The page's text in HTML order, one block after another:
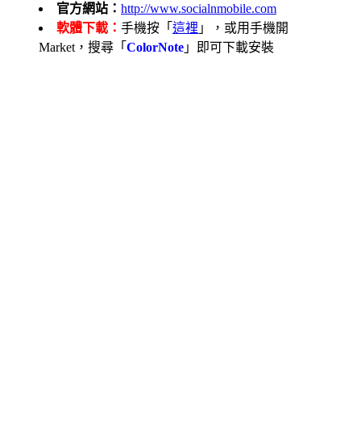
官方網站： http://www.socialnmobile.com
軟體下載： 手機按「 這裡 」，或用手機開
Market，搜尋「 ColorNote 」即可下載安裝